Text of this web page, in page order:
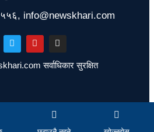
info@newskhari.com
सर्वाधिकार सुरक्षित